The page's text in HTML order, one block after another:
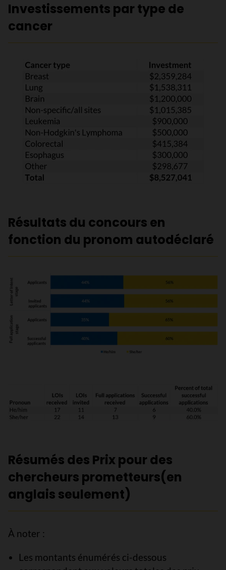
Investissements par type de
cancer
Résultats du concours en
fonction du pronom autodéclaré
Résumés des Prix pour des
chercheurs prometteurs(en
anglais seulement)
À noter :
Les montants énumérés ci-dessous